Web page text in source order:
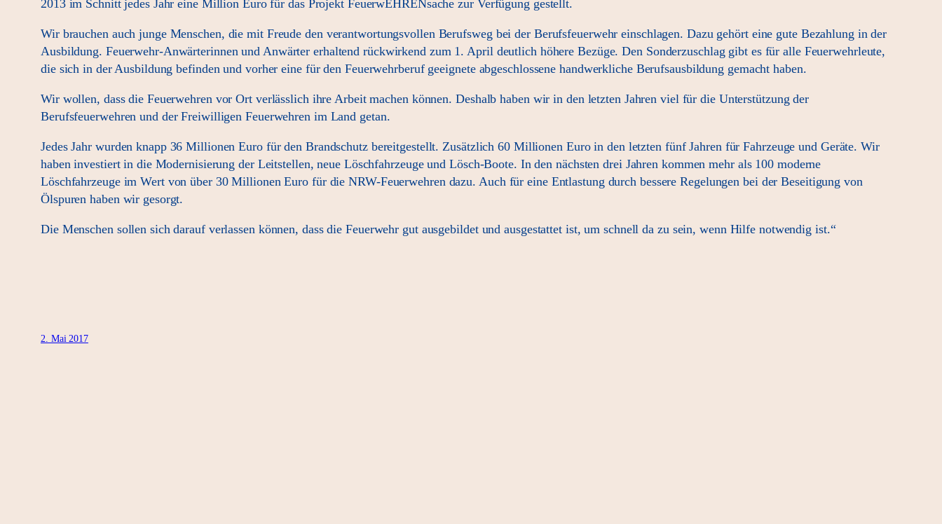
2013 im Schnitt jedes Jahr eine Million Euro für das Projekt FeuerwEHRENsache zur Verfügung gestellt.
Wir brauchen auch junge Menschen, die mit Freude den verantwortungsvollen Berufsweg bei der Berufsfeuerwehr einschlagen. Dazu gehört eine gute Bezahlung in der
Ausbildung. Feuerwehr-Anwärterinnen und Anwärter erhaltend rückwirkend zum 1. April deutlich höhere Bezüge. Den Sonderzuschlag gibt es für alle Feuerwehrleute,
die sich in der Ausbildung befinden und vorher eine für den Feuerwehrberuf geeignete abgeschlossene handwerkliche Berufsausbildung gemacht haben.
Wir wollen, dass die Feuerwehren vor Ort verlässlich ihre Arbeit machen können. Deshalb haben wir in den letzten Jahren viel für die Unterstützung der
Berufsfeuerwehren und der Freiwilligen Feuerwehren im Land getan.
Jedes Jahr wurden knapp 36 Millionen Euro für den Brandschutz bereitgestellt. Zusätzlich 60 Millionen Euro in den letzten fünf Jahren für Fahrzeuge und Geräte. Wir
haben investiert in die Modernisierung der Leitstellen, neue Löschfahrzeuge und Lösch-Boote. In den nächsten drei Jahren kommen mehr als 100 moderne
Löschfahrzeuge im Wert von über 30 Millionen Euro für die NRW-Feuerwehren dazu. Auch für eine Entlastung durch bessere Regelungen bei der Beseitigung von
Ölspuren haben wir gesorgt.
Die Menschen sollen sich darauf verlassen können, dass die Feuerwehr gut ausgebildet und ausgestattet ist, um schnell da zu sein, wenn Hilfe notwendig ist.“
2. Mai 2017